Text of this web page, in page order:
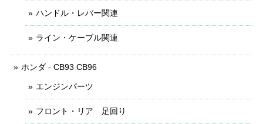
ハンドル・レバー関連
ライン・ケーブル関連
ホンダ - CB93 CB96
エンジンパーツ
フロント・リア 足回り